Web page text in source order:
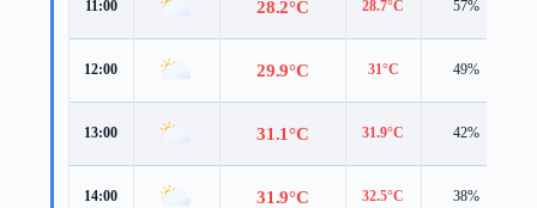
11:00 28.2°C 28.7°C 57%
12:00 29.9°C 31°C 49%
13:00 31.1°C 31.9°C 42%
14:00 31.9°C 32.5°C 38%